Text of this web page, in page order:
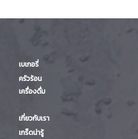
เบเกอรี่
ครัวร้อน
เครื่องดื่ม
เกี่ยวกับเรา
เกร็ดน่ารู้